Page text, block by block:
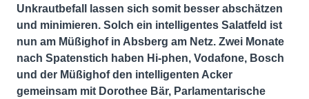
Unkrautbefall lassen sich somit besser abschätzen
und minimieren. Solch ein intelligentes Salatfeld ist
nun am Müßighof in Absberg am Netz. Zwei Monate
nach Spatenstich haben Hi-phen, Vodafone, Bosch
und der Müßighof den intelligenten Acker
gemeinsam mit Dorothee Bär, Parlamentarische